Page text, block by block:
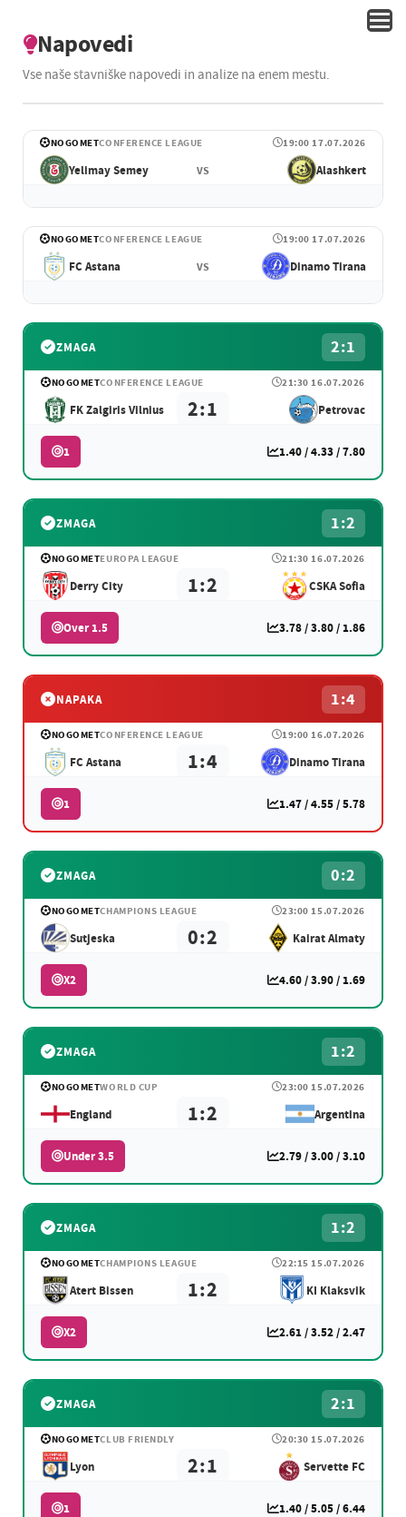
Napovedi
Vse naše stavniške napovedi in analize na enem mestu.
NOGOMETCONFERENCE LEAGUE 19:00 17.07.2026
Yelimay Semey VS Alashkert
NOGOMETCONFERENCE LEAGUE 19:00 17.07.2026
FC Astana VS Dinamo Tirana
ZMAGA 2:1
NOGOMETCONFERENCE LEAGUE 21:30 16.07.2026
FK Zalgiris Vilnius 2:1 Petrovac
1 1.40 / 4.33 / 7.80
ZMAGA 1:2
NOGOMETEUROPA LEAGUE 21:30 16.07.2026
Derry City 1:2 CSKA Sofia
Over 1.5 3.78 / 3.80 / 1.86
NAPAKA 1:4
NOGOMETCONFERENCE LEAGUE 19:00 16.07.2026
FC Astana 1:4 Dinamo Tirana
1 1.47 / 4.55 / 5.78
ZMAGA 0:2
NOGOMETCHAMPIONS LEAGUE 23:00 15.07.2026
Sutjeska 0:2 Kairat Almaty
X2 4.60 / 3.90 / 1.69
ZMAGA 1:2
NOGOMETWORLD CUP 23:00 15.07.2026
England 1:2 Argentina
Under 3.5 2.79 / 3.00 / 3.10
ZMAGA 1:2
NOGOMETCHAMPIONS LEAGUE 22:15 15.07.2026
Atert Bissen 1:2 KI Klaksvik
X2 2.61 / 3.52 / 2.47
ZMAGA 2:1
NOGOMETCLUB FRIENDLY 20:30 15.07.2026
Lyon 2:1 Servette FC
1 1.40 / 5.05 / 6.44